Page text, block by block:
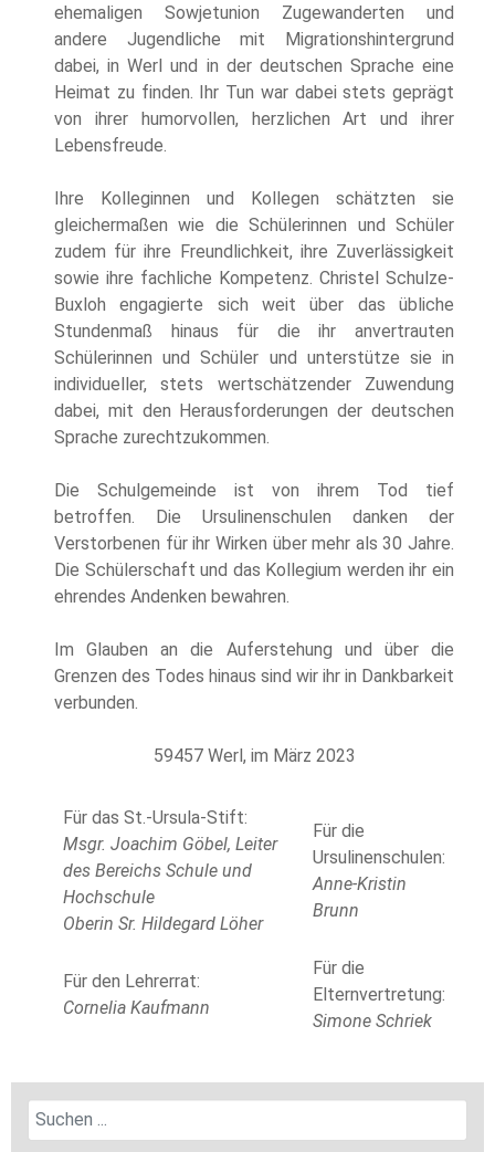
ehemaligen Sowjetunion Zugewanderten und
andere Jugendliche mit Migrationshintergrund
dabei, in Werl und in der deutschen Sprache eine
Heimat zu finden. Ihr Tun war dabei stets geprägt
von ihrer humorvollen, herzlichen Art und ihrer
Lebensfreude.
Ihre Kolleginnen und Kollegen schätzten sie
gleichermaßen wie die Schülerinnen und Schüler
zudem für ihre Freundlichkeit, ihre Zuverlässigkeit
sowie ihre fachliche Kompetenz. Christel Schulze-
Buxloh engagierte sich weit über das übliche
Stundenmaß hinaus für die ihr anvertrauten
Schülerinnen und Schüler und unterstütze sie in
individueller, stets wertschätzender Zuwendung
dabei, mit den Herausforderungen der deutschen
Sprache zurechtzukommen.
Die Schulgemeinde ist von ihrem Tod tief
betroffen. Die Ursulinenschulen danken der
Verstorbenen für ihr Wirken über mehr als 30 Jahre.
Die Schülerschaft und das Kollegium werden ihr ein
ehrendes Andenken bewahren.
Im Glauben an die Auferstehung und über die
Grenzen des Todes hinaus sind wir ihr in Dankbarkeit
verbunden.
59457 Werl, im März 2023
Für das St.-Ursula-Stift:
Msgr. Joachim Göbel, Leiter
des Bereichs Schule und
Hochschule
Oberin Sr. Hildegard Löher
Für die
Ursulinenschulen:
Anne-Kristin
Brunn
Für den Lehrerrat:
Cornelia Kaufmann
Für die
Elternvertretung:
Simone Schriek